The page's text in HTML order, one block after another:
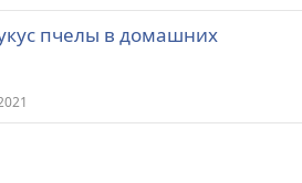
р
пчелы в домашних